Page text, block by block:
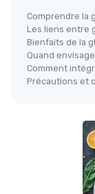
Comprendre la
Les liens entre
Bienfaits de la
Quand
Comment
Précautions et